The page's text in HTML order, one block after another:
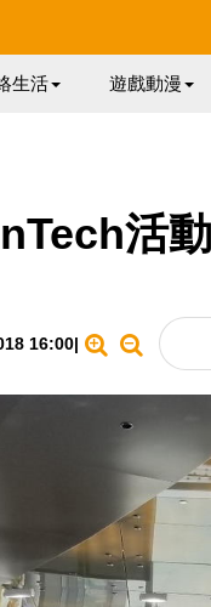
生活 遊戲動漫
活
16:00|